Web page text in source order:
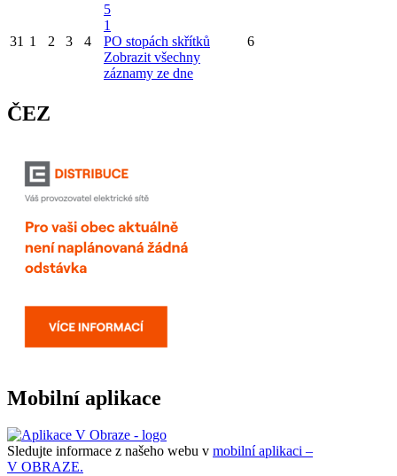
31 1 2 3 4
5
1
PO stopách skřítků
Zobrazit všechny
záznamy ze dne
6
ČEZ
Mobilní aplikace
Sledujte informace z našeho webu v mobilní aplikaci –
V OBRAZE.